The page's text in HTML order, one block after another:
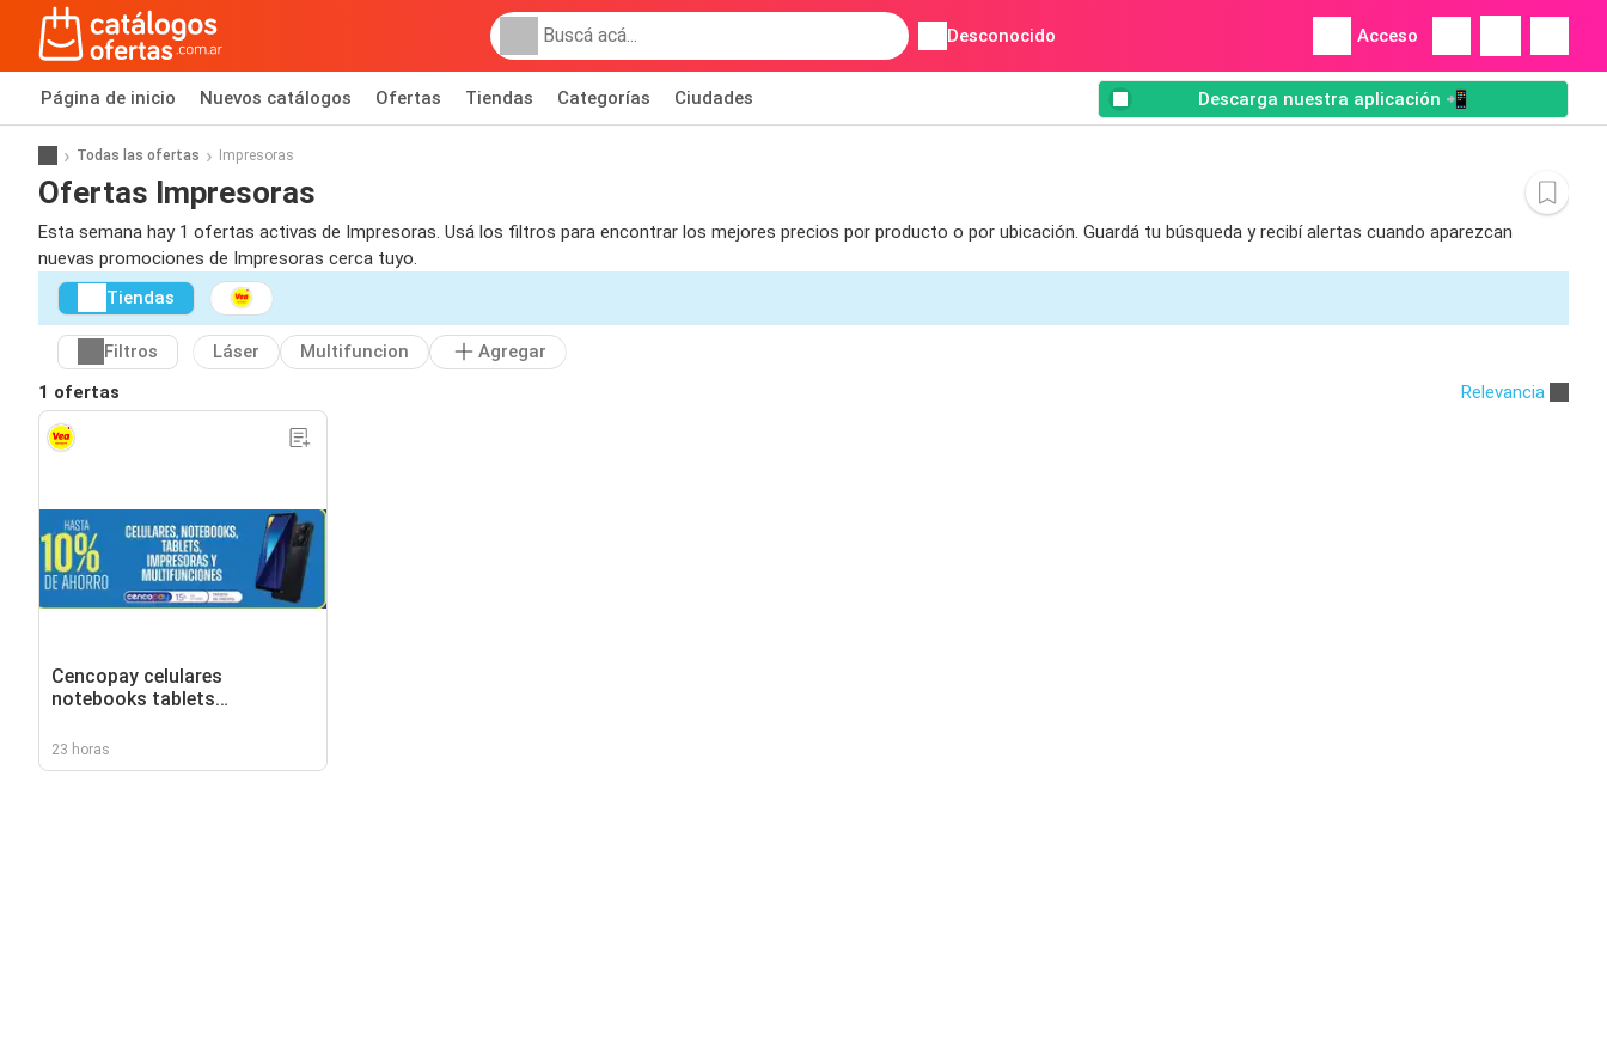
Desconocido Acceso
Página de inicio Nuevos catálogos Ofertas Tiendas Categorías Ciudades Descarga nuestra aplicación 📲
Todas las ofertas Impresoras
Ofertas Impresoras
Esta semana hay 1 ofertas activas de Impresoras. Usá los filtros para encontrar los mejores precios por producto o por ubicación. Guardá tu búsqueda y recibí alertas cuando aparezcan
nuevas promociones de Impresoras cerca tuyo.
Tiendas
Filtros Láser Multifuncion
Agregar
1 ofertas
Relevancia
Cencopay celulares
notebooks tablets
23 horas